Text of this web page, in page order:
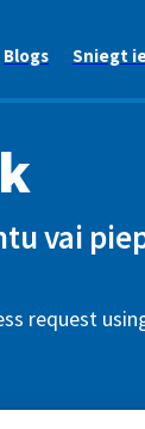
Blogs Sniegt
vai
request